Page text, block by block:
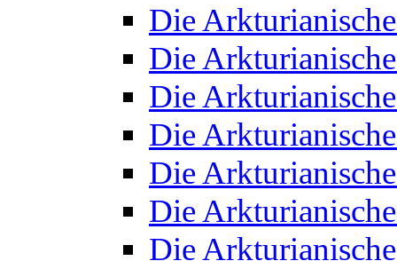
Die
Die
Die
Die
Die
Die
Die